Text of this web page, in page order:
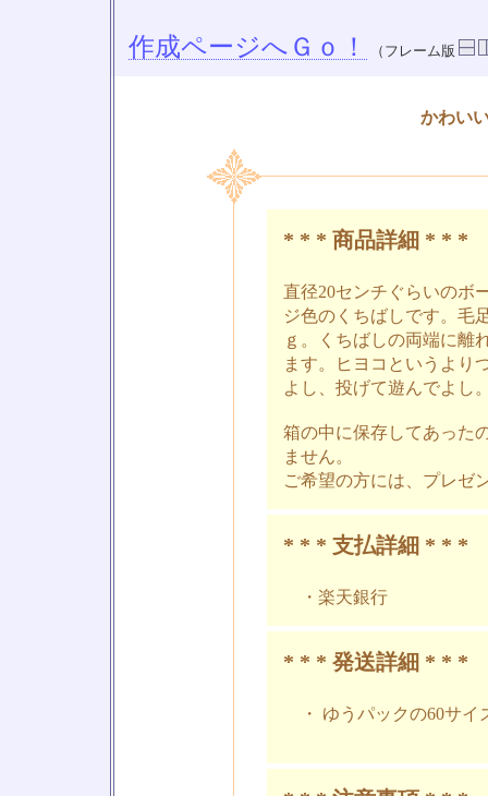
作成ページへＧｏ！ （フレーム版
かわい
* * * 商品詳細 * * *
直径20センチぐらいのボ
ジ色のくちばしです。毛
ｇ。くちばしの両端に離
ます。ヒヨコというより
よし、投げて遊んでよし
箱の中に保存してあった
ません。
ご希望の方には、プレゼ
* * * 支払詳細 * * *
・楽天銀行
* * * 発送詳細 * * *
・ ゆうパックの60サイ